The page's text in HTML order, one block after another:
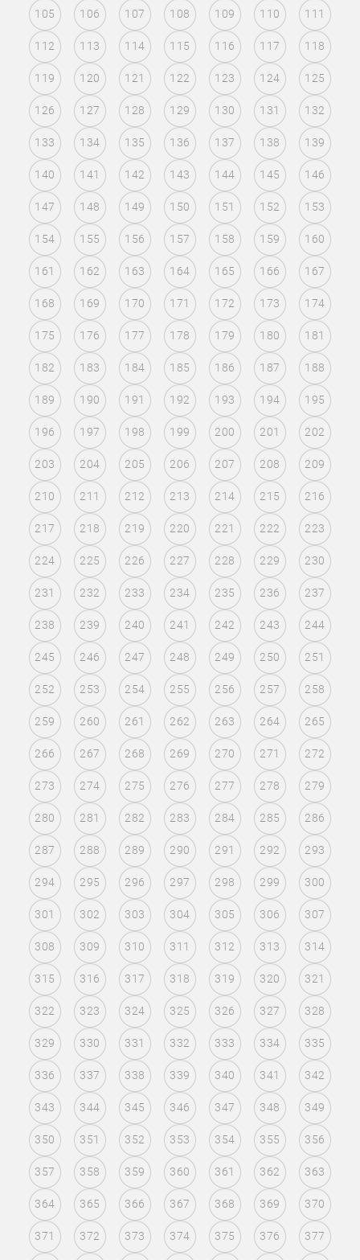
105 106 107 108 109 110 111
112 113 114 115 116 117 118
119 120 121 122 123 124 125
126 127 128 129 130 131 132
133 134 135 136 137 138 139
140 141 142 143 144 145 146
147 148 149 150 151 152 153
154 155 156 157 158 159 160
161 162 163 164 165 166 167
168 169 170 171 172 173 174
175 176 177 178 179 180 181
182 183 184 185 186 187 188
189 190 191 192 193 194 195
196 197 198 199 200 201 202
203 204 205 206 207 208 209
210 211 212 213 214 215 216
217 218 219 220 221 222 223
224 225 226 227 228 229 230
231 232 233 234 235 236 237
238 239 240 241 242 243 244
245 246 247 248 249 250 251
252 253 254 255 256 257 258
259 260 261 262 263 264 265
266 267 268 269 270 271 272
273 274 275 276 277 278 279
280 281 282 283 284 285 286
287 288 289 290 291 292 293
294 295 296 297 298 299 300
301 302 303 304 305 306 307
308 309 310 311 312 313 314
315 316 317 318 319 320 321
322 323 324 325 326 327 328
329 330 331 332 333 334 335
336 337 338 339 340 341 342
343 344 345 346 347 348 349
350 351 352 353 354 355 356
357 358 359 360 361 362 363
364 365 366 367 368 369 370
371 372 373 374 375 376 377